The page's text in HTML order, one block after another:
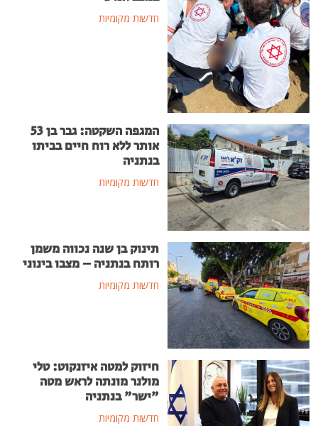
חדשות מקומיות
המגפה השקטה: גבר בן 53
אותר ללא רוח חיים בביתו
בנתניה
חדשות מקומיות
תינוק בן שנה נכווה משמן
רותח בנתניה – מצבו בינוני
חדשות מקומיות
חיזוק למטה איזנקוט: טלי
מולנר מונתה לראש מטה
"ישר" בנתניה
חדשות מקומיות